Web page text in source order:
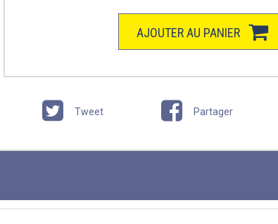
AJOUTER AU PANIER
Tweet Partager